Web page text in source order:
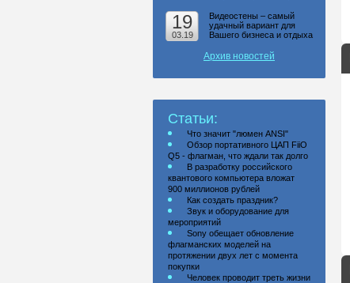
19
03.19
Видеостены – самый
удачный вариант для
Вашего бизнеса и отдыха
Архив новостей
Статьи:
Что значит "люмен ANSI"
Обзор портативного ЦАП FiiO
Q5 - флагман, что ждали так долго
В разработку российского
квантового компьютера вложат
900 миллионов рублей
Как создать праздник?
Звук и оборудование для
мероприятий
Sony обещает обновление
флагманских моделей на
протяжении двух лет с момента
покупки
Человек проводит треть жизни